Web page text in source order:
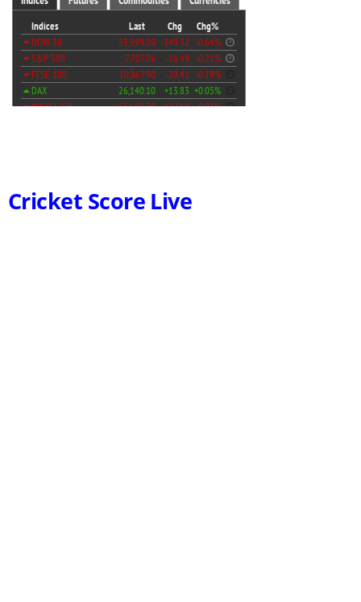
Cricket Score Live